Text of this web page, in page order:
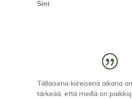
Sini
Tällaisena kiireisenä aikana
tärkeää, että meillä on